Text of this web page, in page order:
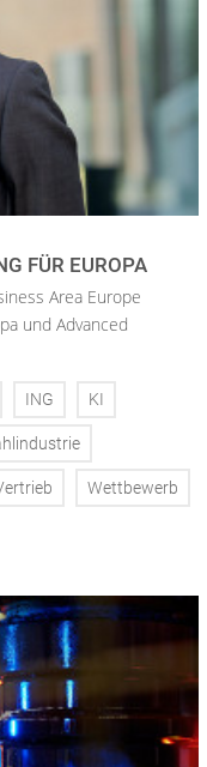
FÜR EUROPA
Area Europe
und Advanced
ING KI
Wettbewerb